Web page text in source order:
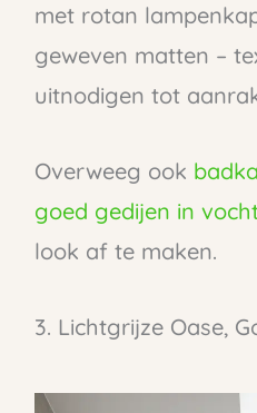
met rotan
geweven matten –
uitnodigen tot
Overweeg ook
goed gedijen in
look af te maken.
3. Lichtgrijze Oase,